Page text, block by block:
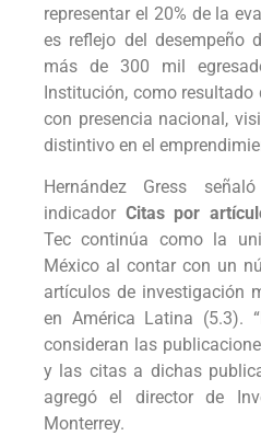
representar el 20% de la
es reflejo del desempeño
más de 300 mil
Institución, como
con presencia nacional,
distintivo en el
Hernández Gress
indicador Citas por
Tec continúa como la
México al contar con un
artículos de investigación
en América Latina (5.3).
consideran las
y las citas a dichas
agregó el director de
Monterrey.